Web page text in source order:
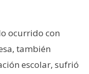
ocurrido con
también
escolar, sufrió